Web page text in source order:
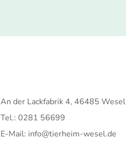
An der Lackfabrik 4, 46485 Wesel
Tel.: 0281 56699
E-Mail: info@tierheim-wesel.de